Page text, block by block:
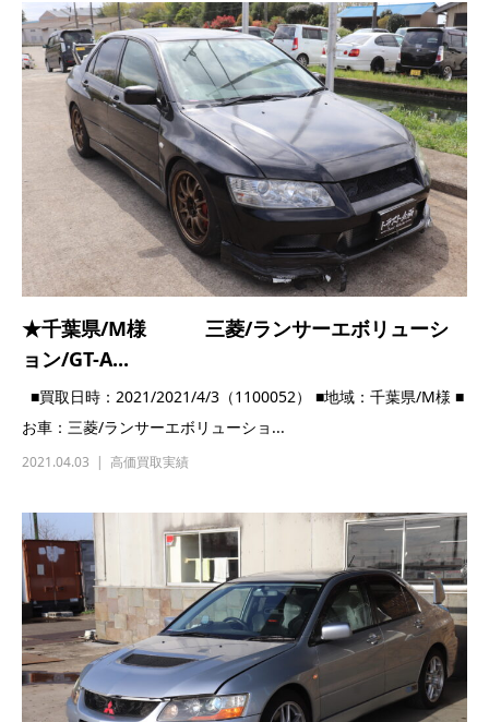
★千葉県/M様 三菱/ランサーエボリューシ
ョン/GT-A...
■買取日時：2021/2021/4/3（1100052） ■地域：千葉県/M様 ■
お車：三菱/ランサーエボリューショ...
2021.04.03 高価買取実績
★富山県/S様 三菱/ランサーエボリューショ
ン/9/GT...
■買取日時：2021/2021/3/9（1100048） ■地域：富山県/S様 ■
お車：三菱/ランサーエボリューショ...